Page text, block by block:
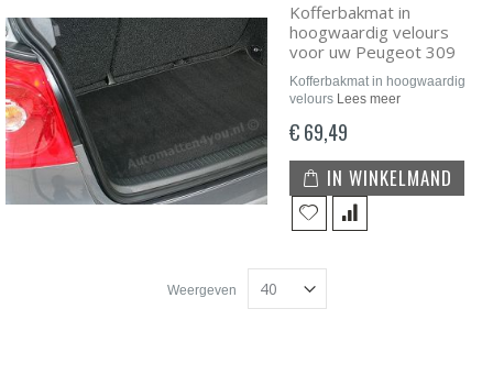
Kofferbakmat in
hoogwaardig velours
voor uw Peugeot 309
Kofferbakmat in hoogwaardig
velours Lees meer
€ 69,49
IN WINKELMAND
Weergeven